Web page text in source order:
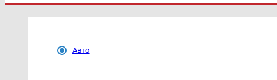
Авто